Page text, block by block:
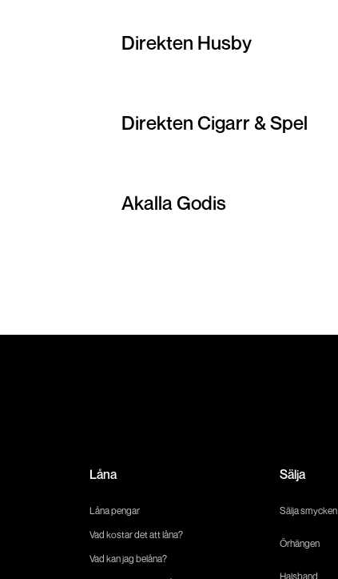
Direkten Husby
Direkten Cigarr & Spel
Akalla Godis
Låna
Låna pengar
Vad kostar det att låna?
Vad kan jag belåna?
Sälja
Sälja smycken
Örhängen
Halsband